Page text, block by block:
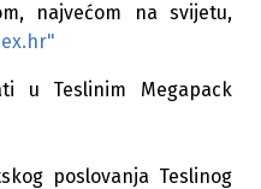
najvećom na svijetu,
u Teslinim Megapack
poslovanja Teslinog